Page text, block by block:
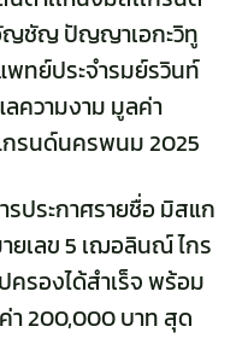
ชัญ ปัญญาเอกะวิทู
ทย์ประจำรมย์รวินท์
ความงาม มูลค่า
รนด์นครพนม 2025
ประกาศรายชื่อ มิสแก
ยเลข 5 เฌอลินณ์ ไกร
ครองได้สำเร็จ พร้อม
า 200,000 บาท สุด